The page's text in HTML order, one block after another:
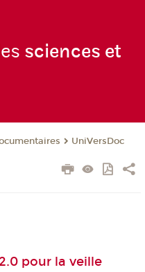
sciences et
UniVersDoc
pour la veille